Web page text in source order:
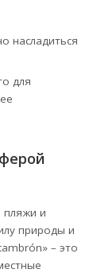
насладиться
для
пляжи и
природы и
– это